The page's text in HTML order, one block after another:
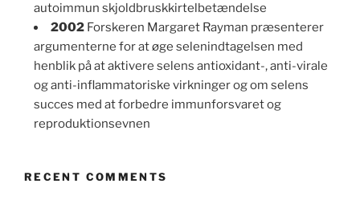
autoimmun skjoldbruskkirtelbetændelse
2002 Forskeren Margaret Rayman præsenterer
argumenterne for at øge selenindtagelsen med
henblik på at aktivere selens antioxidant-, anti-virale
og anti-inflammatoriske virkninger og om selens
succes med at forbedre immunforsvaret og
reproduktionsevnen
RECENT COMMENTS